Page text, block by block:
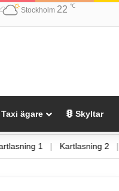
Stockholm 22 ℃
Taxi ägare Skyltar
Kartlasning 1 | Kartlasning 2